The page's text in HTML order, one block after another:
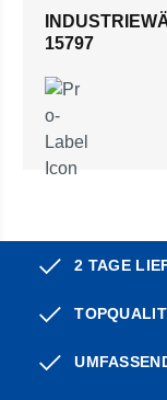
15797
2 TAGE